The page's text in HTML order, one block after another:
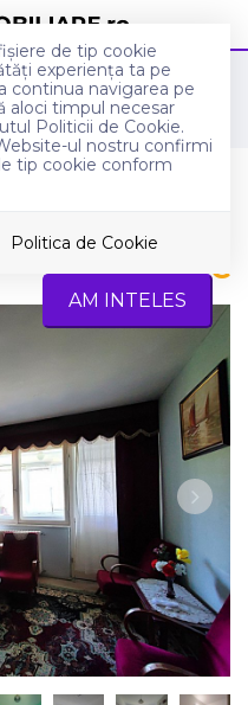
de tip cookie
experiența ta pe
continua navigarea pe
aloci timpul necesar
Politicii de Cookie.
ul nostru confirmi
tip cookie conform
Politica de Cookie
AM INTELES
de inchiriat
350€